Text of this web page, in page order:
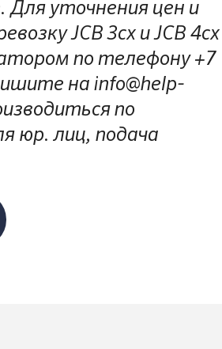
Для уточнения цен и
JCB 3cx и JCB 4cx
по телефону +7
на info@help-
по
юр. лиц, подача